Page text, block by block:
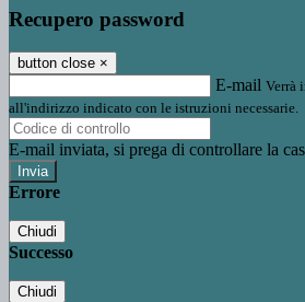
Recupero password
button close ×
E-mail Verrà
all'indirizzo indicato con le istruzioni necessarie.
E-mail inviata, si prega di controllare la
Errore
Chiudi
Successo
Chiudi